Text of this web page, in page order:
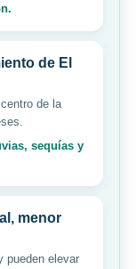
de El
de la
sequías y
menor
pueden elevar